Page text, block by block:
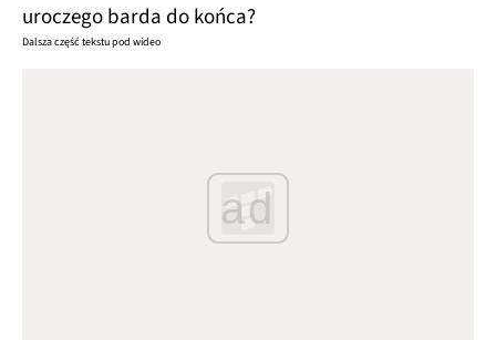
uroczego barda do końca?
Dalsza część tekstu pod wideo
ad